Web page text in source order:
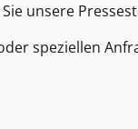
unsere
speziellen